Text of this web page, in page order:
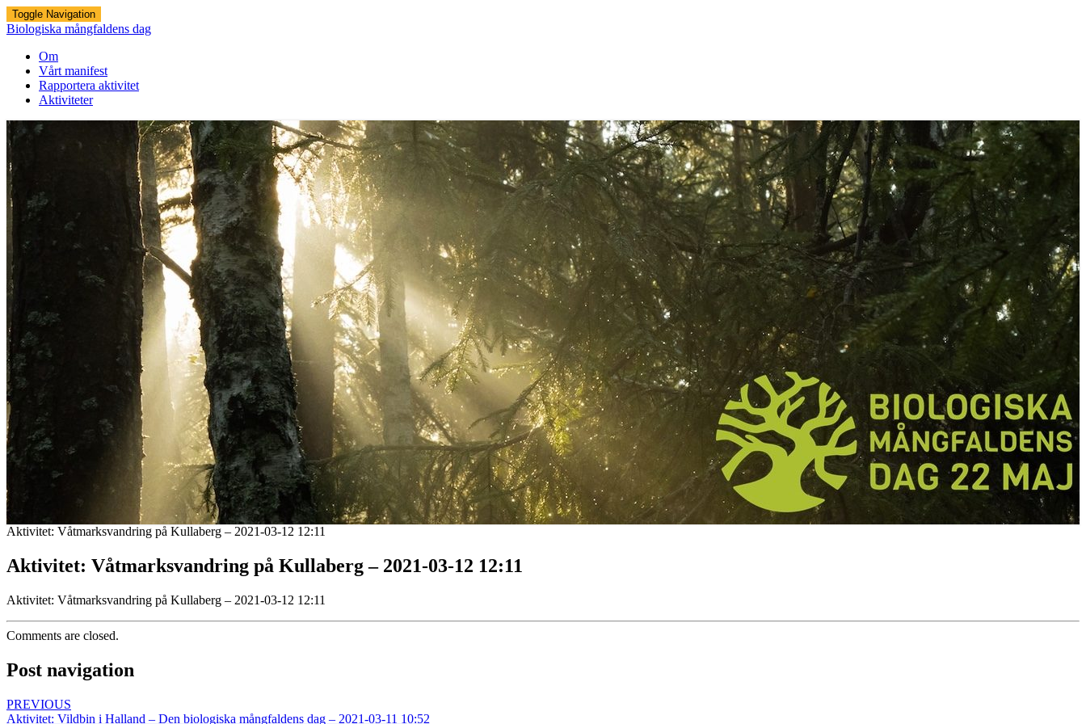
Toggle Navigation
Biologiska mångfaldens dag
Om
Vårt manifest
Rapportera aktivitet
Aktiviteter
Aktivitet: Våtmarksvandring på Kullaberg – 2021-03-12 12:11
Aktivitet: Våtmarksvandring på Kullaberg – 2021-03-12 12:11
Aktivitet: Våtmarksvandring på Kullaberg – 2021-03-12 12:11
Comments are closed.
Post navigation
PREVIOUS
Aktivitet: Vildbin i Halland – Den biologiska mångfaldens dag – 2021-03-11 10:52